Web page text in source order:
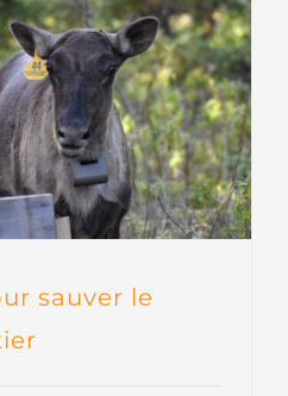
sauver le